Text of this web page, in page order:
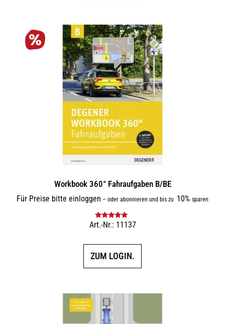
Workbook 360° Fahraufgaben B/BE
Für Preise bitte einloggen – oder abonnieren und bis zu 10% sparen
Bewertet mit
Art.-Nr.: 11137
ZUM LOGIN.